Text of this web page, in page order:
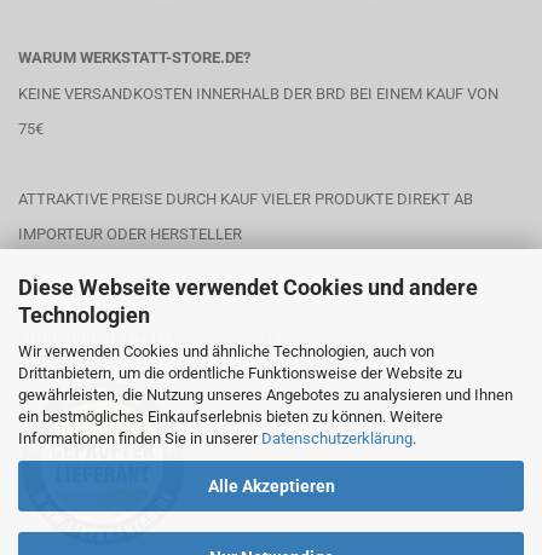
Diese Webseite verwendet Cookies und andere
Technologien
Wir verwenden Cookies und ähnliche Technologien, auch von
Drittanbietern, um die ordentliche Funktionsweise der Website zu
gewährleisten, die Nutzung unseres Angebotes zu analysieren und Ihnen
ein bestmögliches Einkaufserlebnis bieten zu können. Weitere
Informationen finden Sie in unserer Datenschutzerklärung.
Alle Akzeptieren
WARUM WERKSTATT-STORE.DE?
KEINE VERSANDKOSTEN INNERHALB DER BRD BEI EINEM KAUF VON
75€
ATTRAKTIVE PREISE DURCH KAUF VIELER PRODUKTE DIREKT AB
IMPORTEUR ODER HERSTELLER